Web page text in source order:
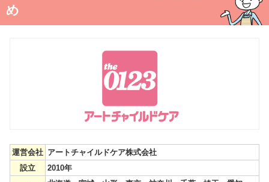
め
運営会社 アートチャイルドケア株式会社
設立
2010年